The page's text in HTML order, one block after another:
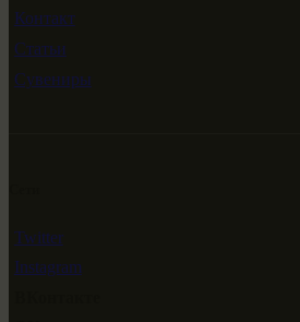
Контакт
Статьи
Сувениры
Twitter
Instagram